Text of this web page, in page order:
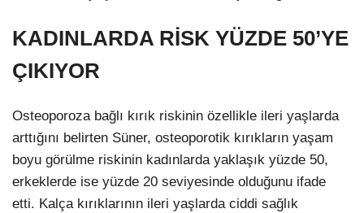
KADINLARDA RİSK YÜZDE 50’YE
ÇIKIYOR
Osteoporoza bağlı kırık riskinin özellikle ileri yaşlarda
arttığını belirten Süner, osteoporotik kırıkların yaşam
boyu görülme riskinin kadınlarda yaklaşık yüzde 50,
erkeklerde ise yüzde 20 seviyesinde olduğunu ifade
etti. Kalça kırıklarının ileri yaşlarda ciddi sağlık